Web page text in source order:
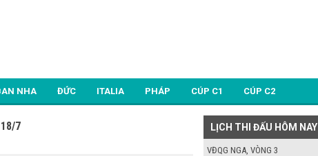
NHA ĐỨC ITALIA PHÁP CÚP C1 CÚP C2
7 LỊCH THI ĐẤU HÔM NAY
VĐQG NGA, VÒNG 3